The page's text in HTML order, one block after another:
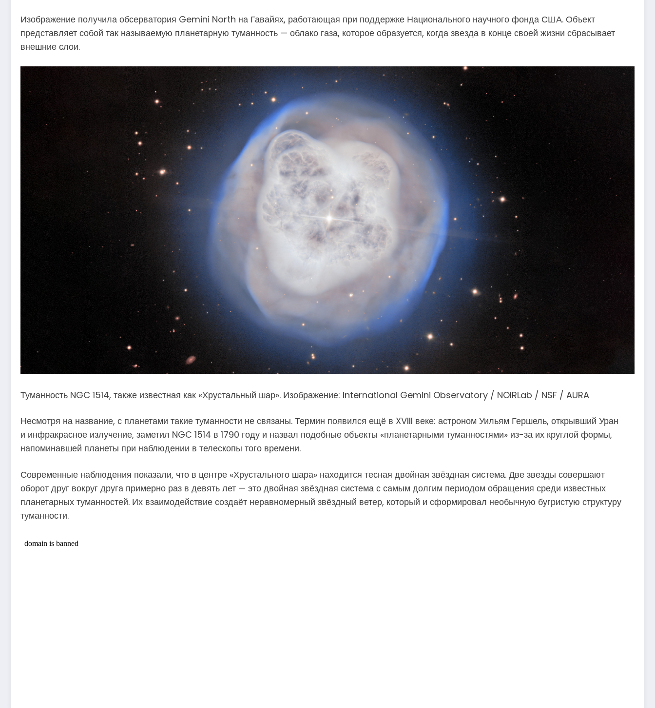
Изображение получила обсерватория Gemini North на Гавайях, работающая при поддержке Национального научного фонда США. Объект
представляет собой так называемую планетарную туманность — облако газа, которое образуется, когда звезда в конце своей жизни сбрасывает
внешние слои.
Туманность NGC 1514, также известная как «Хрустальный шар». Изображение: International Gemini Observatory / NOIRLab / NSF / AURA
Несмотря на название, с планетами такие туманности не связаны. Термин появился ещё в XVIII веке: астроном Уильям Гершель, открывший Уран
и инфракрасное излучение, заметил NGC 1514 в 1790 году и назвал подобные объекты «планетарными туманностями» из-за их круглой формы,
напоминавшей планеты при наблюдении в телескопы того времени.
Современные наблюдения показали, что в центре «Хрустального шара» находится тесная двойная звёздная система. Две звезды совершают
оборот друг вокруг друга примерно раз в девять лет — это двойная звёздная система с самым долгим периодом обращения среди известных
планетарных туманностей. Их взаимодействие создаёт неравномерный звёздный ветер, который и сформировал необычную бугристую структуру
туманности.